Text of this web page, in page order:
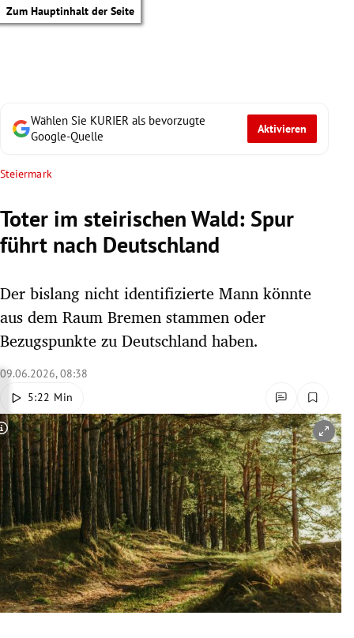
Zum Hauptinhalt der Seite
Untermenü
Untermenü
Untermenü
Untermenü
Untermenü
Untermenü
Untermenü
Untermenü
Wählen Sie KURIER als bevorzugte
Google-Quelle
Aktivieren
Steiermark
Toter im steirischen Wald: Spur
führt nach Deutschland
Der bislang nicht identifizierte Mann könnte
aus dem Raum Bremen stammen oder
Bezugspunkte zu Deutschland haben.
09.06.2026, 08:38
5:22 Min
Copyright-Hinweis öffnen/schließen